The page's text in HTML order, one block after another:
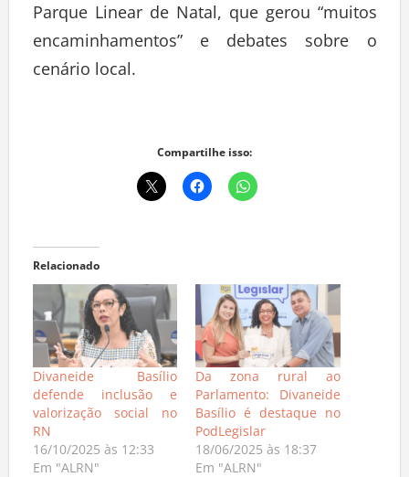
Parque Linear de Natal, que gerou “muitos
encaminhamentos” e debates sobre o
cenário local.
Compartilhe isso:
Relacionado
Divaneide Basílio
defende inclusão e
valorização social no
RN
16/10/2025 às 12:33
Em "ALRN"
Da zona rural ao
Parlamento: Divaneide
Basílio é destaque no
PodLegislar
18/06/2025 às 18:37
Em "ALRN"